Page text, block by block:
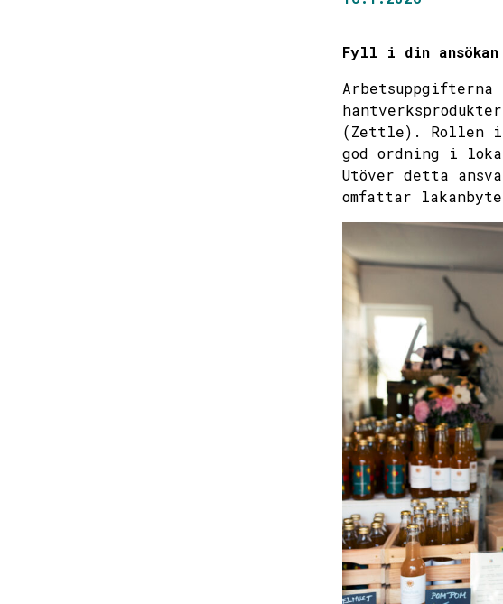
Fyll i din ansökan
(Zettle). Rollen
god ordning i
Utöver detta
omfattar